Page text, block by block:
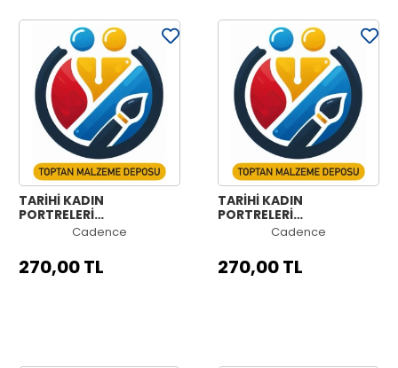
TARİHİ KADIN
PORTRELERİ
KOLEKSİYONU HW-10
Cadence
270,00 TL
TARİHİ KADIN
PORTRELERİ
KOLEKSİYONU HW-09
Cadence
270,00 TL